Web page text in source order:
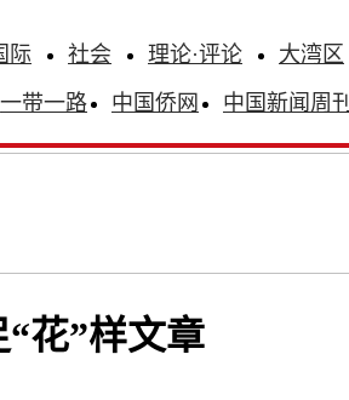
际 社会 理论·评论 大湾区
一带一路 中国侨网 中国新闻周刊
花”样文章